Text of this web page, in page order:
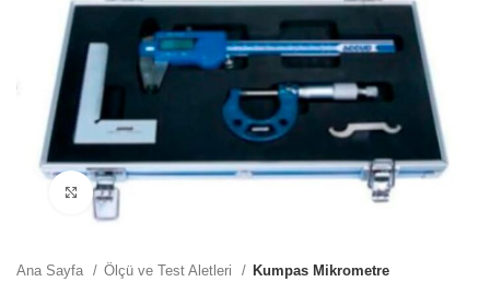
Büyütmek için tıklayın
Ana Sayfa Ölçü ve Test Aletleri Kumpas Mikrometre